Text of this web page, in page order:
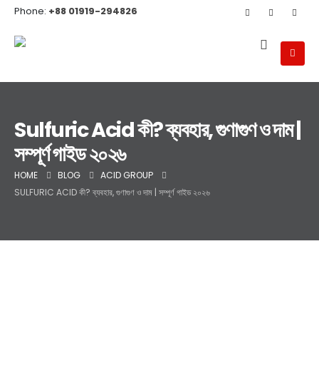
Phone: +88 01919-294826
Sulfuric Acid কী? ব্যবহার, গুণাগুণ ও দাম |
সম্পূর্ণ গাইড ২০২৬
HOME BLOG
ACID GROUP
SULFURIC ACID কী? ব্যবহার, গুণাগুণ ও দাম | সম্পূর্ণ গাইড ২০২৬